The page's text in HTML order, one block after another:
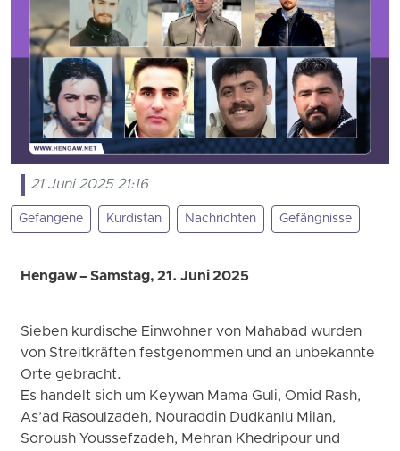
21 Juni 2025 21:16
Gefangene Kurdistan Nachrichten Gefängnisse
Hengaw – Samstag, 21. Juni 2025
Sieben kurdische Einwohner von Mahabad wurden
von Streitkräften festgenommen und an unbekannte
Orte gebracht.
Es handelt sich um Keywan Mama Guli, Omid Rash,
As’ad Rasoulzadeh, Nouraddin Dudkanlu Milan,
Soroush Youssefzadeh, Mehran Khedripour und